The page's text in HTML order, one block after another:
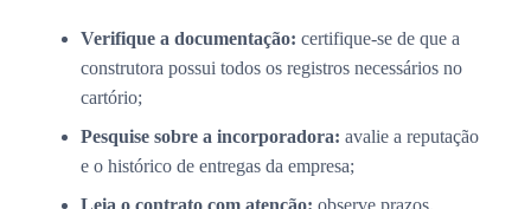
Verifique a documentação: certifique-se de que a
construtora possui todos os registros necessários no
cartório;
Pesquise sobre a incorporadora: avalie a reputação
e o histórico de entregas da empresa;
Leia o contrato com atenção: observe prazos,